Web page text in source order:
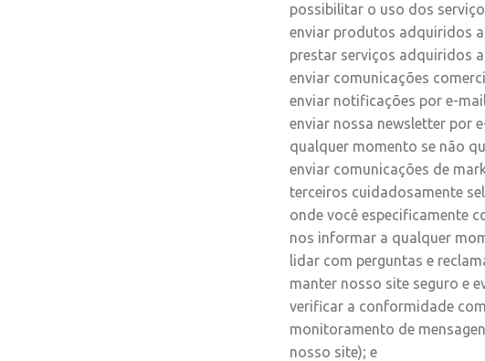
possibilitar o uso dos
enviar produtos adquiridos
prestar serviços adquiridos
enviar comunicações
enviar notificações por e-
enviar nossa newsletter por
qualquer momento se não
enviar comunicações de
terceiros cuidadosamente
onde você especificamente
nos informar a qualquer
lidar com perguntas e
manter nosso site seguro e
verificar a conformidade
monitoramento de
nosso site); e